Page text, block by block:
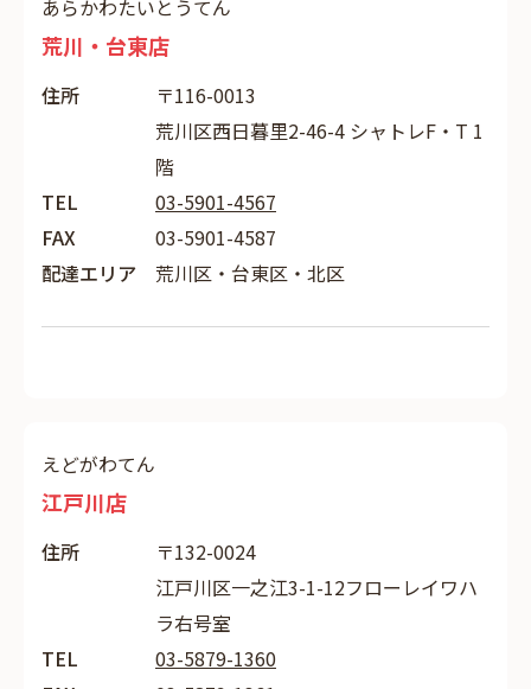
あらかわたいとうてん
荒川・台東店
住所
〒116-0013
荒川区西日暮里2-46-4 シャトレF・T 1
階
TEL
03-5901-4567
FAX
03-5901-4587
配達エリア
荒川区・台東区・北区
えどがわてん
江戸川店
住所
〒132-0024
江戸川区一之江3-1-12フローレイワハ
ラ右号室
TEL
03-5879-1360